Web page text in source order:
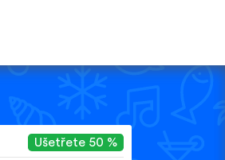
Ušetřete 50 %